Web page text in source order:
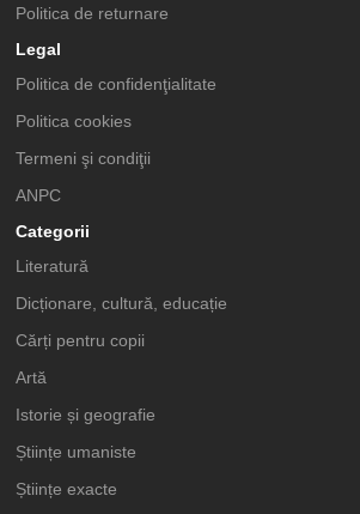
Politica de returnare
Legal
Politica de confidenţialitate
Politica cookies
Termeni şi condiţii
ANPC
Categorii
Literatură
Dicționare, cultură, educație
Cărți pentru copii
Artă
Istorie și geografie
Științe umaniste
Științe exacte